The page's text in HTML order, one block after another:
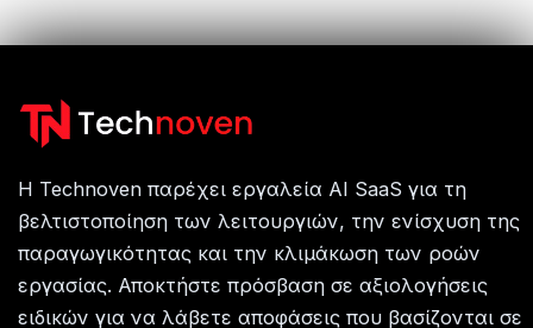
Η Technoven παρέχει εργαλεία AI SaaS για τη
βελτιστοποίηση των λειτουργιών, την ενίσχυση της
παραγωγικότητας και την κλιμάκωση των ροών
εργασίας. Αποκτήστε πρόσβαση σε αξιολογήσεις
ειδικών για να λάβετε αποφάσεις που βασίζονται σε